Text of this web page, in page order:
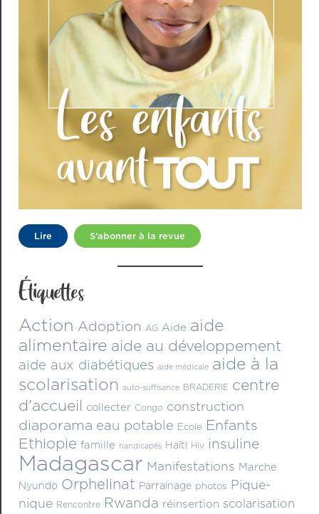
Lire S’abonner à la revue
Étiquettes
Action Adoption AG Aide aide
alimentaire aide au développement
aide aux diabétiques aide médicale aide à la
scolarisation auto-suffisance BRADERIE centre
d'accueil collecter Congo construction
diaporama eau potable Ecole Enfants
Ethiopie famille handicapés Haïti Hiv insuline
Madagascar Manifestations Marche
Nyundo Orphelinat Parrainage photos Pique-
nique Rencontre Rwanda réinsertion scolarisation